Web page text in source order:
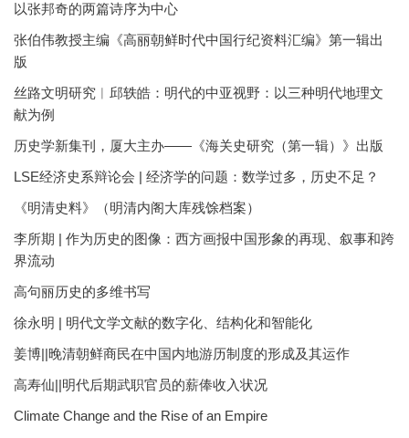
以张邦奇的两篇诗序为中心
张伯伟教授主编《高丽朝鲜时代中国行纪资料汇编》第一辑出
版
丝路文明研究︱邱轶皓：明代的中亚视野：以三种明代地理文
献为例
历史学新集刊，厦大主办——《海关史研究（第一辑）》出版
LSE经济史系辩论会 | 经济学的问题：数学过多，历史不足？
《明清史料》（明清内阁大库残馀档案）
李所期 | 作为历史的图像：西方画报中国形象的再现、叙事和跨
界流动
高句丽历史的多维书写
徐永明 | 明代文学文献的数字化、结构化和智能化
姜博||晚清朝鲜商民在中国内地游历制度的形成及其运作
高寿仙||明代后期武职官员的薪俸收入状况
Climate Change and the Rise of an Empire